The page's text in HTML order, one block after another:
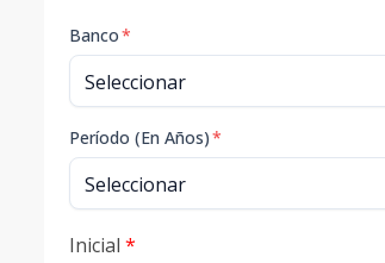
Banco*
Período (En Años)*
Inicial *